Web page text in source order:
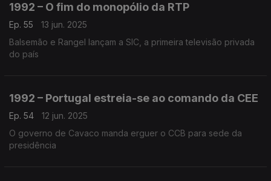
1992 – O fim do monopólio da RTP
Ep. 55
13 jun. 2025
Balsemão e Rangel lançam a SIC, a primeira televisão privada
do país
1992 – Portugal estreia-se ao comando da CEE
Ep. 54
12 jun. 2025
O governo de Cavaco manda erguer o CCB para sede da
presidência